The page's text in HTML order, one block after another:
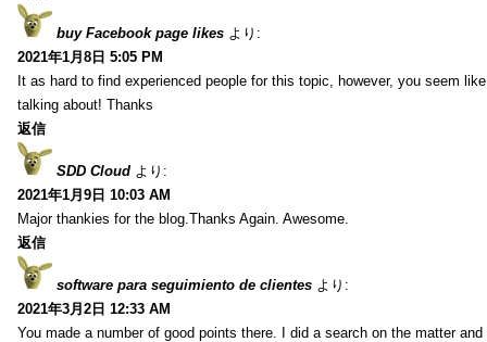
buy Facebook page likes より:
2021年1月8日 5:05 PM
It as hard to find experienced people for this topic, however, you seem
talking about! Thanks
返信
SDD Cloud より:
2021年1月9日 10:03 AM
Major thankies for the blog.Thanks Again. Awesome.
返信
software para seguimiento de clientes より:
2021年3月2日 12:33 AM
You made a number of good points there. I did a search on the matter